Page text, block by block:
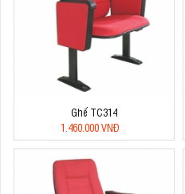
Ghế TC314
1.460.000 VNĐ